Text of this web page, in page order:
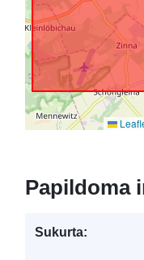
Papildoma
Sukurta: